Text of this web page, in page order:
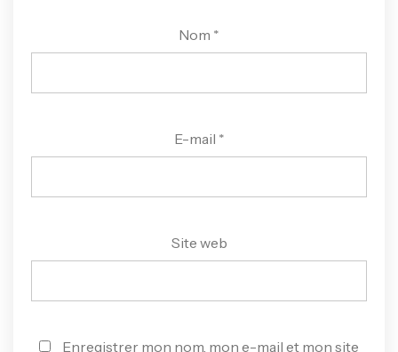
Nom *
E-mail *
Site web
Enregistrer mon nom, mon e-mail et mon site